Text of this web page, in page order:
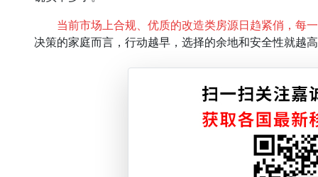
当前市场上合规、优质的改造类房源日趋紧俏，每
决策的家庭而言，行动越早，选择的余地和安全性就越